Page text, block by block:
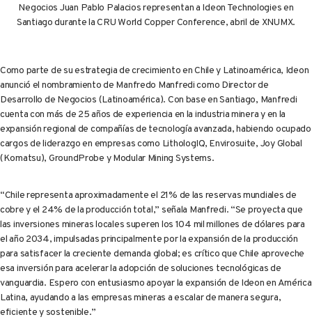
Negocios Juan Pablo Palacios representan a Ideon Technologies en
Santiago durante la CRU World Copper Conference, abril de XNUMX.
Como parte de su estrategia de crecimiento en Chile y Latinoamérica, Ideon
anunció el nombramiento de Manfredo Manfredi como Director de
Desarrollo de Negocios (Latinoamérica). Con base en Santiago, Manfredi
cuenta con más de 25 años de experiencia en la industria minera y en la
expansión regional de compañías de tecnología avanzada, habiendo ocupado
cargos de liderazgo en empresas como LithologIQ, Envirosuite, Joy Global
(Komatsu), GroundProbe y Modular Mining Systems.
“Chile representa aproximadamente el 21% de las reservas mundiales de
cobre y el 24% de la producción total,” señala Manfredi. “Se proyecta que
las inversiones mineras locales superen los 104 mil millones de dólares para
el año 2034, impulsadas principalmente por la expansión de la producción
para satisfacer la creciente demanda global; es crítico que Chile aproveche
esa inversión para acelerar la adopción de soluciones tecnológicas de
vanguardia. Espero con entusiasmo apoyar la expansión de Ideon en América
Latina, ayudando a las empresas mineras a escalar de manera segura,
eficiente y sostenible.”